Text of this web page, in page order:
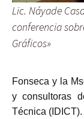
Lic. Náyade
conferencia
Gráficos»
Fonseca y la
y consultoras
Técnica (IDICT).